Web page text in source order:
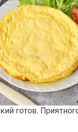
готов.